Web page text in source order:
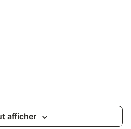
afficher